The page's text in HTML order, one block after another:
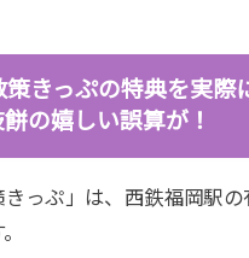
きっぷの特典を実際
の嬉しい誤算が！
きっぷ」は、西鉄福岡駅